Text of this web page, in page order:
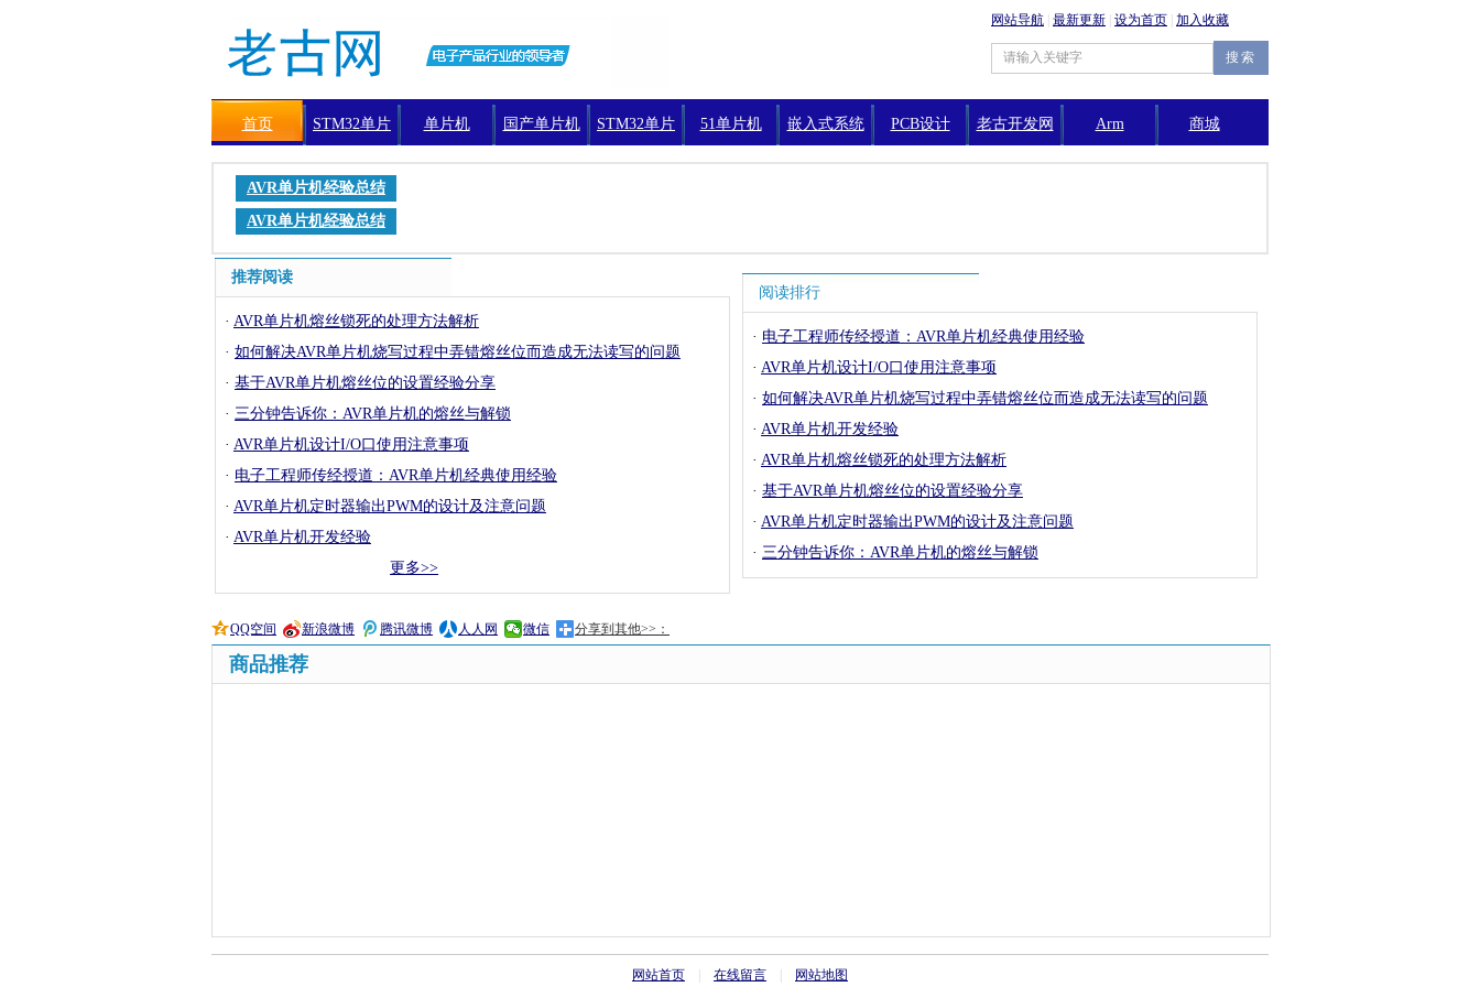
网站导航 最新更新 设为首页 加入收藏
首页 STM32单片
机
单片机 国产单片机 STM32单片 51单片机 嵌入式系统 PCB设计 老古开发网 Arm 商城
AVR单片机经验总结
AVR单片机经验总结
推荐阅读
· AVR单片机熔丝锁死的处理方法解析
· 如何解决AVR单片机烧写过程中弄错熔丝位而造成无法读写的问题
· 基于AVR单片机熔丝位的设置经验分享
· 三分钟告诉你：AVR单片机的熔丝与解锁
· AVR单片机设计I/O口使用注意事项
· 电子工程师传经授道：AVR单片机经典使用经验
· AVR单片机定时器输出PWM的设计及注意问题
· AVR单片机开发经验
更多>>
阅读排行
· 电子工程师传经授道：AVR单片机经典使用经验
· AVR单片机设计I/O口使用注意事项
· 如何解决AVR单片机烧写过程中弄错熔丝位而造成无法读写的问题
· AVR单片机开发经验
· AVR单片机熔丝锁死的处理方法解析
· 基于AVR单片机熔丝位的设置经验分享
· AVR单片机定时器输出PWM的设计及注意问题
· 三分钟告诉你：AVR单片机的熔丝与解锁
QQ空间 新浪微博 腾讯微博 人人网 微信 分享到其他>>：
商品推荐
网站首页 在线留言 网站地图